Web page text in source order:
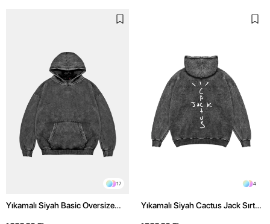
17
Yıkamalı Siyah Basic Oversize
4
Yıkamalı Siyah Cactus Jack Sırt